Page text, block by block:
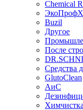
Chemical
Buzil
Другое
После
Средства
GlutoClean
АиС